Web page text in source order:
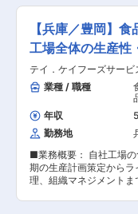
キルが ・ご希望通りの
ができた時や、お客様
う」と感謝の言葉をい
ものがあります。 ■当社について： ◇主に東
京、大阪等の都心部の商
器・オーダー家具、造
ます。 ◇また地元では
工及びメンテナンスまで
す。 ◇創業70年で培っ
り をしております ◇田舎でリラックスした環境
の中でスローライフを
わらない洗練されたク
事が出来、プライベート
業務
事務スキルを身につけ
の下の役割にやりがい
がらコツコツ仕事を進める
内容 本ポジションでは
事務担当として、工場
支えていただきます。業
が、工場長や本社担当
す為、ご安心ください◎ ＜経理＞ ・売掛買掛管理
／販売管理ソフト管理（
入力） ・小口現金管理／
総務人事＞ ・勤怠管理
管理／年末調整資料準
・健康診断及びストレ
弁当発注処理／技能実
社担当者からの指示があ
購入業務（事務用品・
【兵庫／豊岡】
工場全体の生産性
転勤なし
テイ．ケイフーズサービ
業種 / 職種
年収
勤務地
■業務概要： 自社工場
期の生産計画策定から
理、組織マネジメントま